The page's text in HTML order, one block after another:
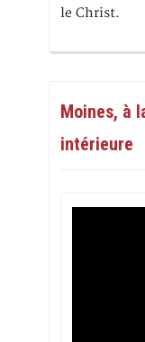
le Christ.
Moines, à
intérieure